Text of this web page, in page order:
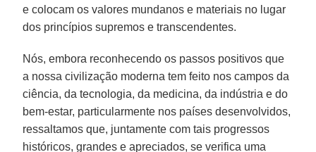
e colocam os valores mundanos e materiais no lugar
dos princípios supremos e transcendentes.
Nós, embora reconhecendo os passos positivos que
a nossa civilização moderna tem feito nos campos da
ciência, da tecnologia, da medicina, da indústria e do
bem-estar, particularmente nos países desenvolvidos,
ressaltamos que, juntamente com tais progressos
históricos, grandes e apreciados, se verifica uma